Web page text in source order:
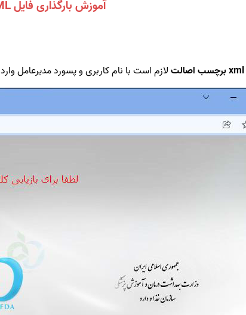
آموزش بارگذاری فایل XML لیبل اصالت در سامانه TTAC
لازم است با نام کاربری و پسورد مدیرعامل وارد